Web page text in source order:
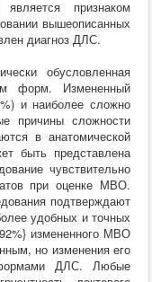
признаком
вышеописанных
диагноз ДЛС.
обусловленная
форм. Измененный
и наиболее сложно
причины сложности
в анатомической
быть представлена
чувствительно
при оценке МВО.
подтверждают
удобных и точных
92%} измененного МВО
но изменения его
ДЛС. Любые